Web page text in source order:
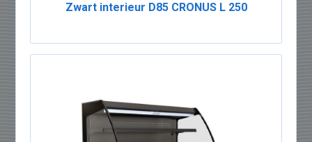
Zwart interieur D85 CRONUS L 250